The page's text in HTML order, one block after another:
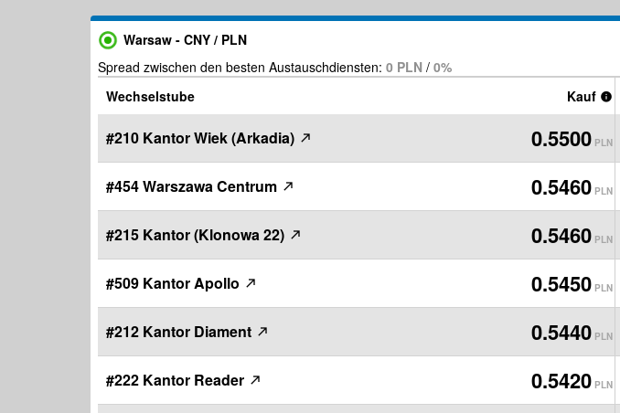
Warsaw - CNY / PLN
Spread zwischen den besten Austauschdiensten: 0 PLN / 0%
Wechselstube
Kauf
#210 Kantor Wiek (Arkadia) 0.5500 PLN
#454 Warszawa Centrum 0.5460 PLN
#215 Kantor (Klonowa 22) 0.5460 PLN
#509 Kantor Apollo 0.5450 PLN
#212 Kantor Diament 0.5440 PLN
#222 Kantor Reader 0.5420 PLN